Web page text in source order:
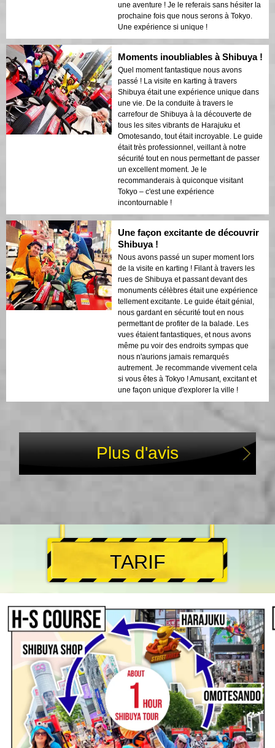
une aventure ! Je le referais sans hésiter la
prochaine fois que nous serons à Tokyo.
Une expérience si unique !
Moments inoubliables à Shibuya !
Quel moment fantastique nous avons
passé ! La visite en karting à travers
Shibuya était une expérience unique dans
une vie. De la conduite à travers le
carrefour de Shibuya à la découverte de
tous les sites vibrants de Harajuku et
Omotesando, tout était incroyable. Le guide
était très professionnel, veillant à notre
sécurité tout en nous permettant de passer
un excellent moment. Je le
recommanderais à quiconque visitant
Tokyo – c'est une expérience
incontournable !
Une façon excitante de découvrir
Shibuya !
Nous avons passé un super moment lors
de la visite en karting ! Filant à travers les
rues de Shibuya et passant devant des
monuments célèbres était une expérience
tellement excitante. Le guide était génial,
nous gardant en sécurité tout en nous
permettant de profiter de la balade. Les
vues étaient fantastiques, et nous avons
même pu voir des endroits sympas que
nous n'aurions jamais remarqués
autrement. Je recommande vivement cela
si vous êtes à Tokyo ! Amusant, excitant et
une façon unique d'explorer la ville !
Plus d'avis
TARIF